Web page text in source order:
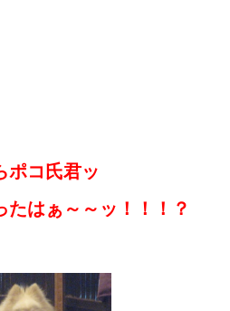
ポコ氏君ッ
たはぁ～～ッ！！！？